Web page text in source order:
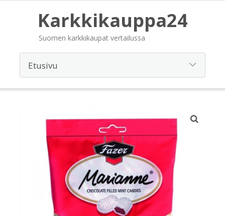
Karkkikauppa24
Suomen karkkikaupat vertailussa